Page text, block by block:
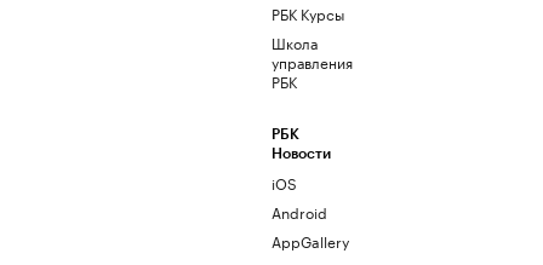
РБК Курсы
Школа
управления
РБК
РБК
Новости
iOS
Android
AppGallery